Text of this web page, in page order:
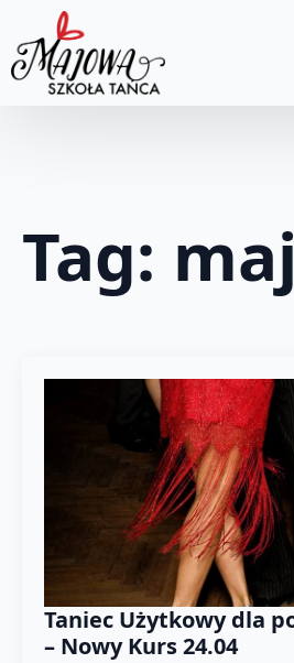
Tag:
Taniec Użytkowy dla
– Nowy Kurs 24.04